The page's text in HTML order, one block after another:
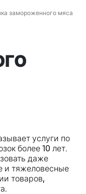
замороженного мяса
услуги по
более 10 лет.
даже
и тяжеловесные
товаров,